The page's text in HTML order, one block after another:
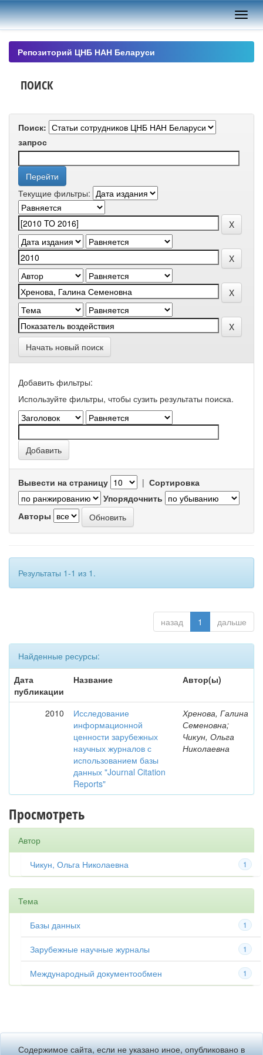
Skip
navigation
Репозиторий ЦНБ НАН Беларуси
ПОИСК
Поиск:
запрос
Текущие фильтры:
Начать новый поиск
Добавить фильтры:
Используйте фильтры, чтобы сузить результаты поиска.
Вывести на страницу | Сортировка
Упорядочнить
Авторы
Результаты 1-1 из 1.
назад 1 дальше
Найденные ресурсы:
Дата
публикации
Название Автор(ы)
2010
Исследование
информационной
ценности зарубежных
научных журналов с
использованием базы
данных "Journal Citation
Reports"
Хренова, Галина
Семеновна;
Чикун, Ольга
Николаевна
Просмотреть
Автор
1
Чикун, Ольга Николаевна
Тема
1
Базы данных
1
Зарубежные научные журналы
1
Международный документообмен
Содержимое сайта, если не указано иное, опубликовано в